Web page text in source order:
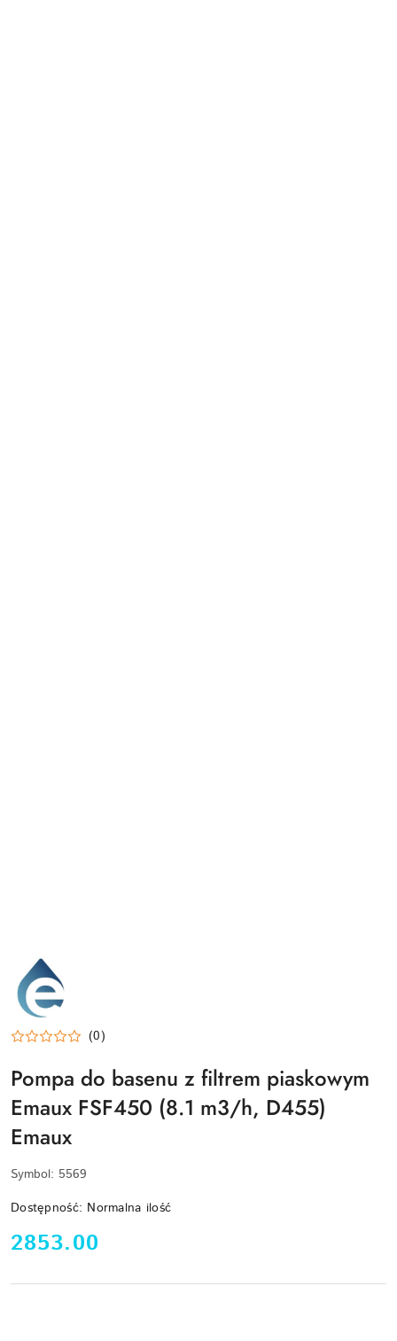
EMAUX-
LOGO
(0)
Pompa do basenu z filtrem piaskowym
Emaux FSF450 (8.1 m3/h, D455)
Emaux
Symbol: 5569
Dostępność: Normalna ilość
cena:
2853.00